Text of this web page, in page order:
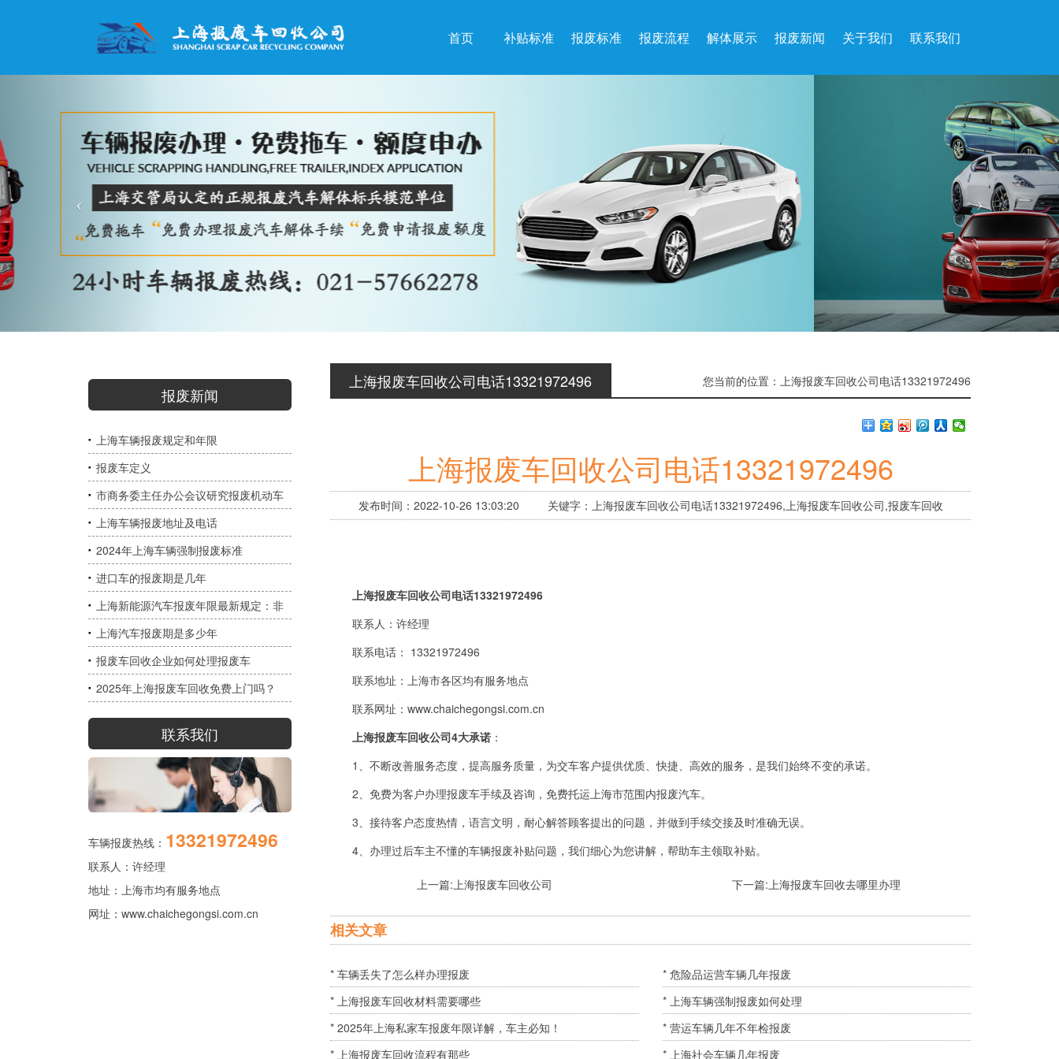
首页 补贴标准 报废标准 报废流程 解体展示 报废新闻 关于我们 联系我们
报废新闻
上海车辆报废规定和年限
报废车定义
市商务委主任办公会议研究报废机动车
回收管理、提升外贸企业汇率风险管理
能力等工作
上海车辆报废地址及电话
2024年上海车辆强制报废标准
进口车的报废期是几年
上海新能源汽车报废年限最新规定：非
营运无强制年限，营运车8年起
上海汽车报废期是多少年
报废车回收企业如何处理报废车
2025年上海报废车回收免费上门吗？
联系我们
车辆报废热线： 13321972496
联系人：许经理
地址：上海市均有服务地点
网址： www.chaichegongsi.com.cn
上海报废车回收公司电话13321972496 您当前的位置： 上海报废车回收公司电话13321972496
上海报废车回收公司电话13321972496
发布时间：2022-10-26 13:03:20 关键字：上海报废车回收公司电话13321972496,上海报废车回收公司,报废车回收
上海报废车回收公司电话13321972496
联系人：许经理
联系电话： 13321972496
联系地址：上海市各区均有服务地点
联系网址：www.chaichegongsi.com.cn
上海报废车回收公司4大承诺 ：
1、不断改善服务态度，提高服务质量，为交车客户提供优质、快捷、高效的服务，是我们始终不变的承诺。
2、免费为客户办理报废车手续及咨询，免费托运上海市范围内报废汽车。
3、接待客户态度热情，语言文明，耐心解答顾客提出的问题，并做到手续交接及时准确无误。
4、办理过后车主不懂的车辆报废补贴问题，我们细心为您讲解，帮助车主领取补贴。
上一篇: 上海报废车回收公司 下一篇: 上海报废车回收去哪里办理
相关文章
* 车辆丢失了怎么样办理报废
* 危险品运营车辆几年报废
* 上海报废车回收材料需要哪些
* 上海车辆强制报废如何处理
* 2025年上海私家车报废年限详解，车主必知！
* 营运车辆几年不年检报废
* 上海报废车回收流程有那些
* 上海社会车辆几年报废